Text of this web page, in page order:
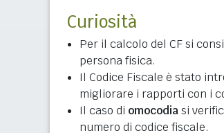
Curiosità
Per il calcolo del CF si
persona fisica.
Il Codice Fiscale è stato
migliorare i rapporti con i
Il caso di omocodiasi
numero di codice fiscale.